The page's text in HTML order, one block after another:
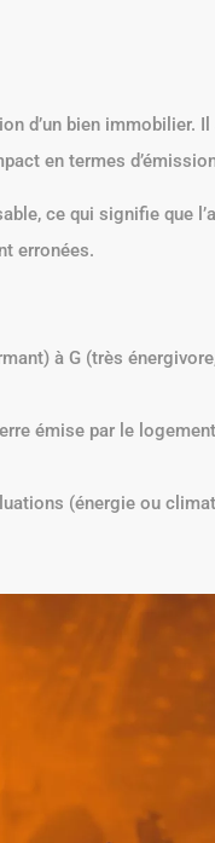
d’un bien immobilier.
en termes
ce qui signifie que
erronées.
à G (très
émise par le
(énergie ou